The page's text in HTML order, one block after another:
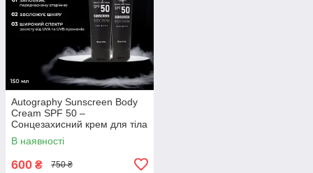
Autography Sunscreen Body
Cream SPF 50 –
Сонцезахисний крем для тіла
з СПФ 50, 150 мл
В наявності
600 ₴ 750 ₴